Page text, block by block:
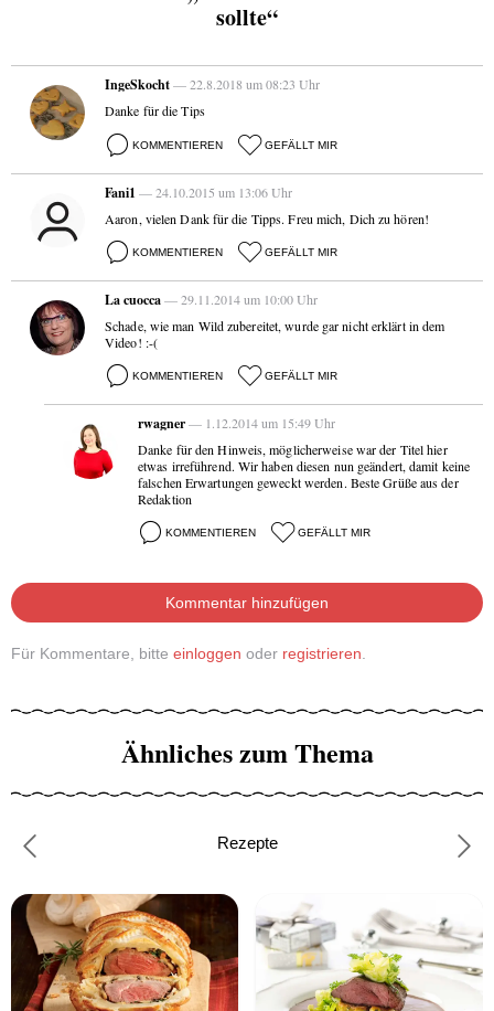
sollte“
IngeSkocht— 22.8.2018 um 08:23 Uhr
Danke für die Tips
KOMMENTIEREN GEFÄLLT MIR
Fani1 — 24.10.2015 um 13:06 Uhr
Aaron, vielen Dank für die Tipps. Freu mich, Dich zu hören!
KOMMENTIEREN GEFÄLLT MIR
La cuocca— 29.11.2014 um 10:00 Uhr
Schade, wie man Wild zubereitet, wurde gar nicht erklärt in dem
Video! :-(
KOMMENTIEREN GEFÄLLT MIR
rwagner— 1.12.2014 um 15:49 Uhr
Danke für den Hinweis, möglicherweise war der Titel hier
etwas irreführend. Wir haben diesen nun geändert, damit keine
falschen Erwartungen geweckt werden. Beste Grüße aus der
Redaktion
KOMMENTIEREN GEFÄLLT MIR
Kommentar hinzufügen
Für Kommentare, bitte einloggen oder registrieren
Ähnliches zum Thema
Rezepte